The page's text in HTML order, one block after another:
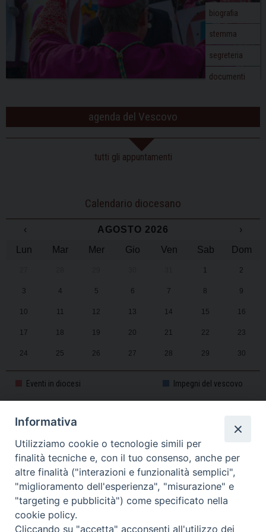
biografia
stemma
segreteria
documenti
agenda del Vescovo
tutti gli appuntamenti
Calendario diocesano
‹ AGOSTO 2026
›
Lun
Mar Mer Gio Ven Sab Dom
1 2
3 4 5 6 7 8 9
10 11 12 13 14 15 16
17 18 19 20 21 22 23
24 25 26 27 28 29 30
31 1 2 3 4 5 6
Eventi in diocesi Impegni del vescovo
CALENDARIO PASTORALE 2025-2026
Informativa
Utilizziamo cookie o tecnologie simili per
finalità tecniche e, con il tuo consenso, anche per
altre finalità ("interazioni e funzionalità semplici",
"miglioramento dell'esperienza", "misurazione" e
"targeting e pubblicità") come specificato nella
cookie policy.
Cliccando su "accetta" acconsenti all'utilizzo dei